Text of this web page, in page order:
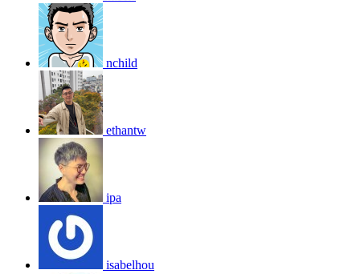
nchild
ethantw
ipa
isabelhou